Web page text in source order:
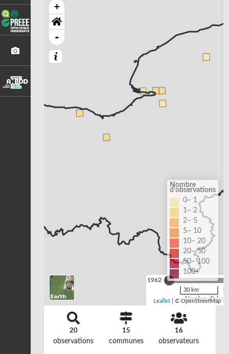
+
-
1962
Nombre
Nombre
d'observations
0– 1
1– 2
2– 5
5– 10
10– 20
20– 50
50– 100
100+
30 km
Leaflet | © OpenStreetMap
20
observations
15
communes
16
observateurs